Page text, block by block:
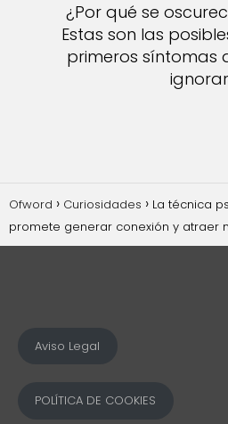
¿Por qué se
Estas son las
primeros síntomas
ignorar
Ofword Curiosidades
La técnica
promete generar conexión y atraer
Aviso Legal
POLÍTICA DE COOKIES